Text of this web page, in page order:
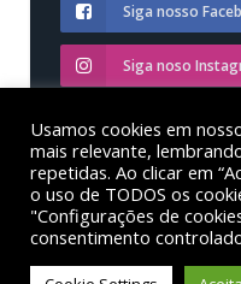
Siga nosso
Siga noso
Siga nosso
© Sinditest – Sindicato
das instituições
Usamos cookies em
mais relevante,
repetidas. Ao clicar em
o uso de TODOS os
"Configurações de
consentimento